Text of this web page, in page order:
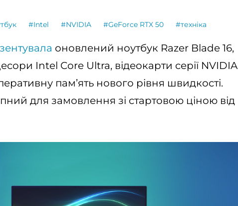
#Intel #NVIDIA #GeForce RTX 50 #техніка
оновлений ноутбук Razer Blade 16,
Intel Core Ultra, відеокарти серії NVIDIA
пам’ять нового рівня швидкості.
для замовлення зі стартовою ціною від